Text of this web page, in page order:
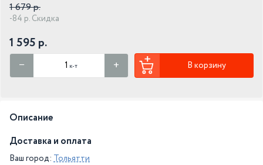
1 679 р.
-84 р. Скидка
1 595 р.
к-т В корзину
Описание
Доставка и оплата
Ваш город: Тольятти